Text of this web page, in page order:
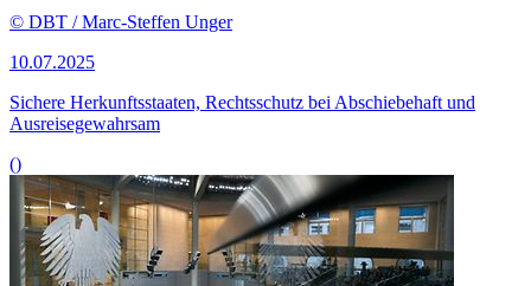
© DBT / Marc-Steffen Unger
10.07.2025
Sichere Herkunftsstaaten, Rechtsschutz bei Abschiebehaft und
Ausreisegewahrsam
()